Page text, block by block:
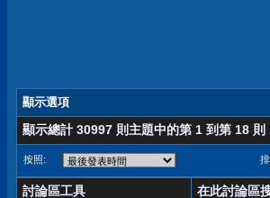
顯示選項
顯示總計 30997 則主題中的第 1 到第 18 則
按照:
討論區工具 在此討論區